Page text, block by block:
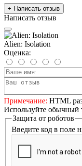
+ Написать отзыв
Написать отзыв
Alien: Isolation
Оценка:
Примечание: HTML
Используйте обычный
Защита от роботов
Введите код в поле